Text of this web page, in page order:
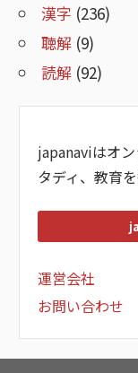
漢字 (236)
聴解 (9)
読解 (92)
japanaviはオ
タディ、教育
運営会社
お問い合わせ